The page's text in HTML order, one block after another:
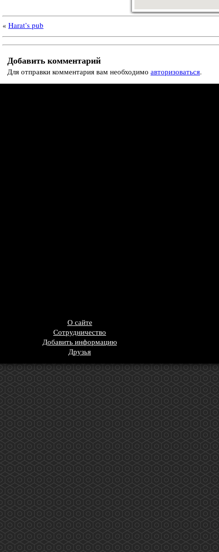
« Harat’s pub
Добавить комментарий
Для отправки комментария вам необходимо авторизоваться.
О сайте
Сотрудничество
Добавить информацию
Друзья